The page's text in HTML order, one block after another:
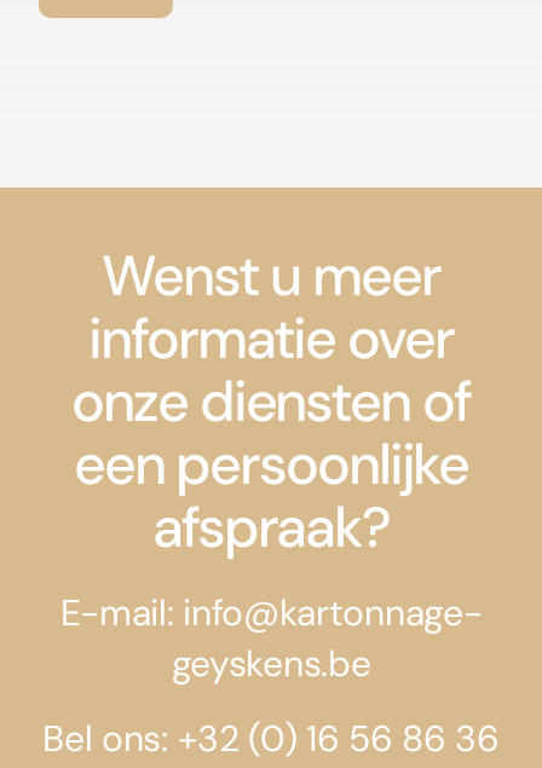
Wenst u meer
informatie over
onze diensten of
een persoonlijke
afspraak?
E-mail: info@kartonnage-
geyskens.be
Bel ons: +32 (0) 16 56 86 36